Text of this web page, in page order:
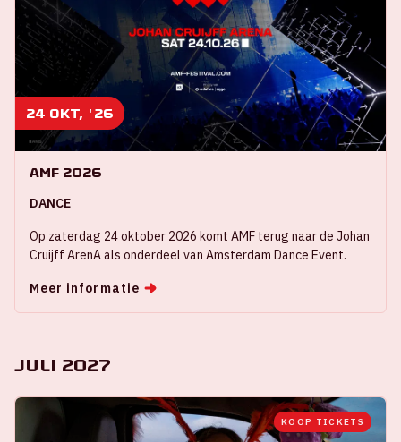
24 okt, '26
AMF 2026
DANCE
Op zaterdag 24 oktober 2026 komt AMF terug naar de Johan
Cruijff ArenA als onderdeel van Amsterdam Dance Event.
Meer informatie
Juli 2027
KOOP TICKETS